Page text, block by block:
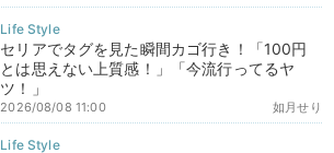
セリアでタグを見た瞬間カゴ行き！「100円
とは思えない上質感！」「今流行ってるヤ
ツ！」
如月せり
2026/08/08 11:00